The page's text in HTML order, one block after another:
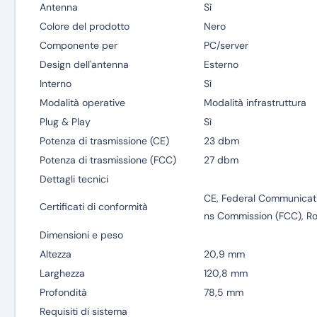
Antenna
Sì
Colore del prodotto
Nero
Componente per
PC/server
Design dell'antenna
Esterno
Interno
Sì
Modalità operative
Modalità infrastruttura
Plug & Play
Sì
Potenza di trasmissione (CE)
23 dbm
Potenza di trasmissione (FCC)
27 dbm
Dettagli tecnici
Certificati di conformità
CE, Federal
ns Commission (FCC),
Dimensioni e peso
Altezza
20,9 mm
Larghezza
120,8 mm
Profondità
78,5 mm
Requisiti di sistema